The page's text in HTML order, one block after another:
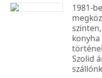
1981-
Szolid